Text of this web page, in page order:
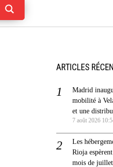
ARTICLES
Madrid
mobilité à
et une
7 août 2026
Les
Rioja
mois de